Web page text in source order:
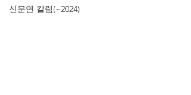
신문연 칼럼(~2024)